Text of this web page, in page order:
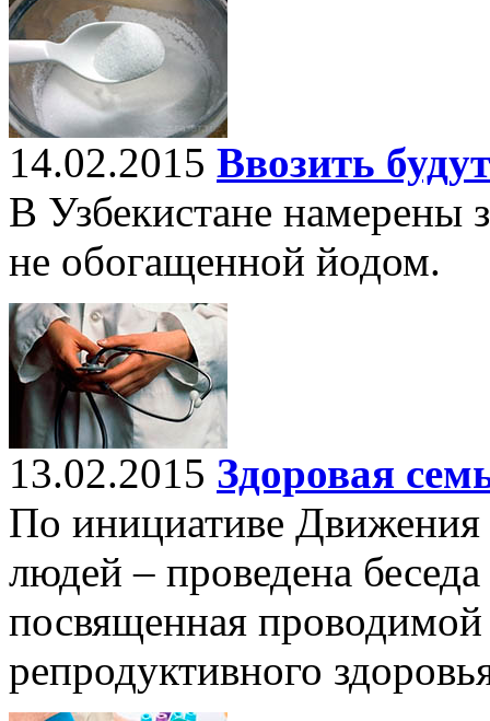
14.02.2015 Ввозить
В Узбекистане намерены
не обогащенной йодом.
13.02.2015 Здоровая
По инициативе
людей – проведена
посвященная проводимой
репродуктивного